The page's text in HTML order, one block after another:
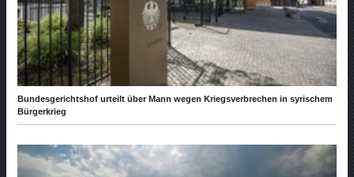
Bundesgerichtshof urteilt über Mann wegen Kriegsverbrechen in syrischem
Bürgerkrieg